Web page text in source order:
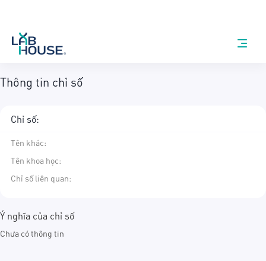
Thông tin chỉ số
Chỉ số:
Tên khác:
Tên khoa học:
Chỉ số liên quan:
Ý nghĩa của chỉ số
Chưa có thông tin